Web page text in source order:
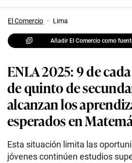
El Comercio · Lima
Añadir El Comercio como
ENLA 2025: 9 de
de quinto de
alcanzan los
esperados en
Esta situación limita las
jóvenes continúen estudios